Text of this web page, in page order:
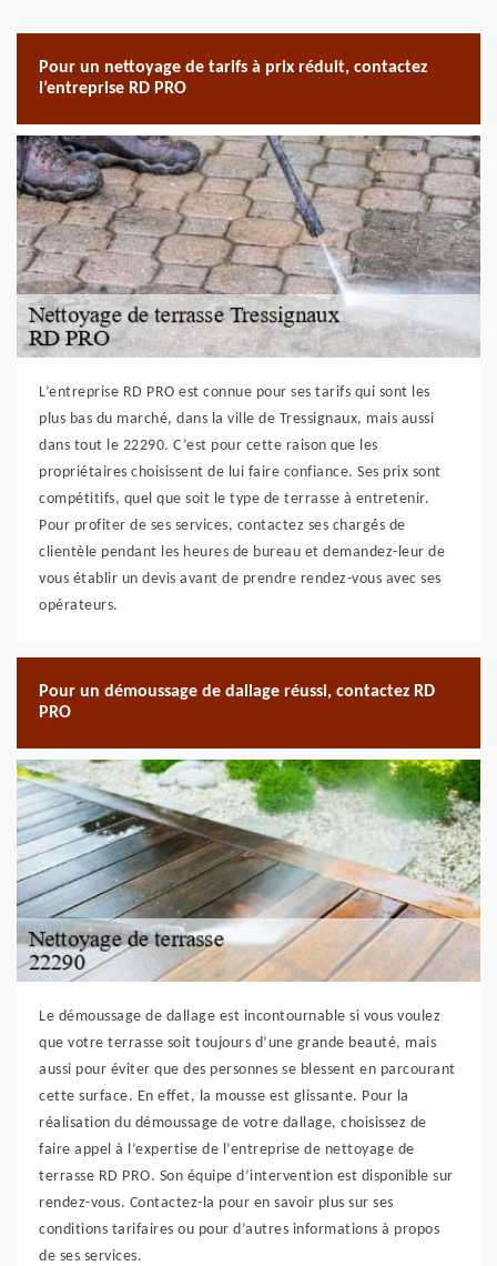
Pour un nettoyage de tarifs à prix réduit, contactez
l’entreprise RD PRO
L’entreprise RD PRO est connue pour ses tarifs qui sont les
plus bas du marché, dans la ville de Tressignaux, mais aussi
dans tout le 22290. C’est pour cette raison que les
propriétaires choisissent de lui faire confiance. Ses prix sont
compétitifs, quel que soit le type de terrasse à entretenir.
Pour profiter de ses services, contactez ses chargés de
clientèle pendant les heures de bureau et demandez-leur de
vous établir un devis avant de prendre rendez-vous avec ses
opérateurs.
Pour un démoussage de dallage réussi, contactez RD
PRO
Le démoussage de dallage est incontournable si vous voulez
que votre terrasse soit toujours d’une grande beauté, mais
aussi pour éviter que des personnes se blessent en parcourant
cette surface. En effet, la mousse est glissante. Pour la
réalisation du démoussage de votre dallage, choisissez de
faire appel à l’expertise de l’entreprise de nettoyage de
terrasse RD PRO. Son équipe d’intervention est disponible sur
rendez-vous. Contactez-la pour en savoir plus sur ses
conditions tarifaires ou pour d’autres informations à propos
de ses services.